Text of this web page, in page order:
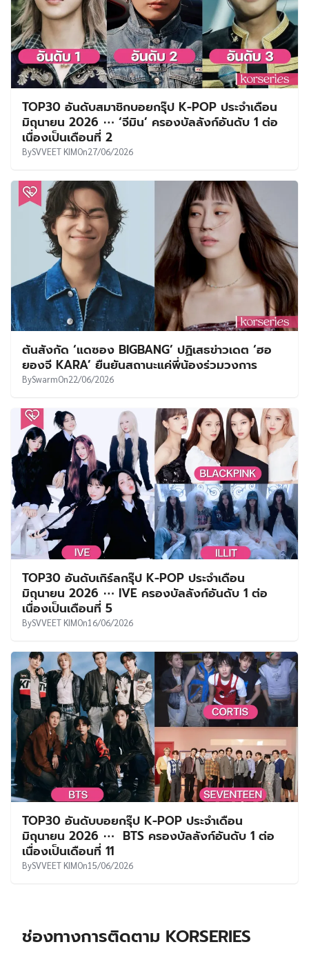
TOP30 อันดับสมาชิกบอยกรุ๊ป K-POP ประจำเดือน
มิถุนายน 2026 ⋯ ‘จีมิน’ ครองบัลลังก์อันดับ 1 ต่อ
เนื่องเป็นเดือนที่ 2
BySVVEET KIMOn27/06/2026
ต้นสังกัด ‘แดซอง BIGBANG’ ปฏิเสธข่าวเดต ‘ฮอ
ยองจี KARA’ ยืนยันสถานะแค่พี่น้องร่วมวงการ
BySwarmOn22/06/2026
TOP30 อันดับเกิร์ลกรุ๊ป K-POP ประจำเดือน
มิถุนายน 2026 ⋯ IVE ครองบัลลังก์อันดับ 1 ต่อ
เนื่องเป็นเดือนที่ 5
BySVVEET KIMOn16/06/2026
TOP30 อันดับบอยกรุ๊ป K-POP ประจำเดือน
มิถุนายน 2026 ⋯ BTS ครองบัลลังก์อันดับ 1 ต่อ
เนื่องเป็นเดือนที่ 11
BySVVEET KIMOn15/06/2026
ช่องทางการติดตาม KORSERIES